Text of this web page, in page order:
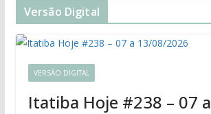
Versão Digital
VERSÃO DIGITAL
Itatiba Hoje #238 – 07 a